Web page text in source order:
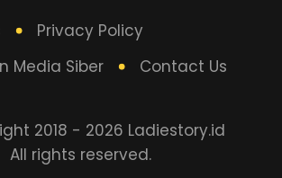
Privacy Policy
Media Siber
Contact Us
2018 - 2026 Ladiestory.id
All rights reserved.